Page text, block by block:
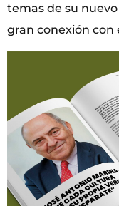
temas de su nuevo
gran conexión con